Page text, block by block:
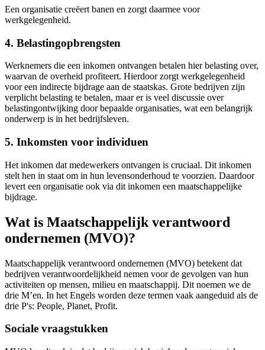
Een organisatie creëert banen en zorgt daarmee voor
werkgelegenheid.
4. Belastingopbrengsten
Werknemers die een inkomen ontvangen betalen hier belasting over,
waarvan de overheid profiteert. Hierdoor zorgt werkgelegenheid
voor een indirecte bijdrage aan de staatskas. Grote bedrijven zijn
verplicht belasting te betalen, maar er is veel discussie over
belastingontwijking door bepaalde organisaties, wat een belangrijk
onderwerp is in het bedrijfsleven.
5. Inkomsten voor individuen
Het inkomen dat medewerkers ontvangen is cruciaal. Dit inkomen
stelt hen in staat om in hun levensonderhoud te voorzien. Daardoor
levert een organisatie ook via dit inkomen een maatschappelijke
bijdrage.
Wat is Maatschappelijk verantwoord
ondernemen (MVO)?
Maatschappelijk verantwoord ondernemen (MVO) betekent dat
bedrijven verantwoordelijkheid nemen voor de gevolgen van hun
activiteiten op mensen, milieu en maatschappij. Dit noemen we de
drie M’en. In het Engels worden deze termen vaak aangeduid als de
drie P's: People, Planet, Profit.
Sociale vraagstukken